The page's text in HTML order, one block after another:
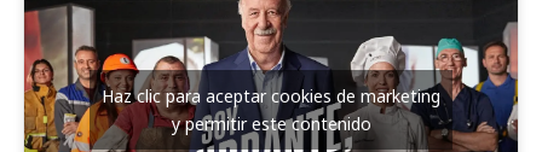
Haz clic para aceptar cookies de marketing
y permitir este contenido